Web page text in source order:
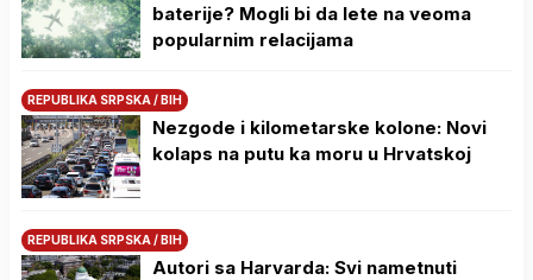
baterije? Mogli bi da lete na veoma
popularnim relacijama
REPUBLIKA SRPSKA / BIH
Nezgode i kilometarske kolone: Novi
kolaps na putu ka moru u Hrvatskoj
REPUBLIKA SRPSKA / BIH
Autori sa Harvarda: Svi nametnuti